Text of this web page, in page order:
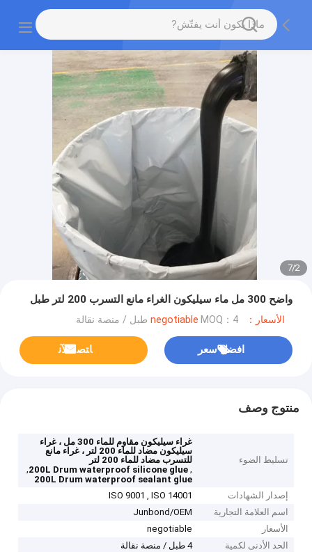
2
/
7
واضح 300 مل ماء سيليكون الغراء مانع التسرب 200 لتر طبل
الأسعار：negotiable MOQ：4 طبل / منصة نقالة
افضل سعر ﺎﺘﺼﻟ ﺍﻶﻧ
منتوج وصف
تسليط الضوء
غراء سيليكون مقاوم للماء 300 مل ، غراء
سيليكون مضاد للماء 200 لتر ، غراء مانع
للتسرب مضاد للماء 200 لتر
,
200L Drum waterproof silicone glue
,
200L Drum waterproof sealant glue
إصدار الشهادات
ISO 9001 , ISO 14001
اسم العلامة التجارية
Junbond/OEM
الأسعار
negotiable
الحد الأدنى لكمية
4 طبل / منصة نقالة